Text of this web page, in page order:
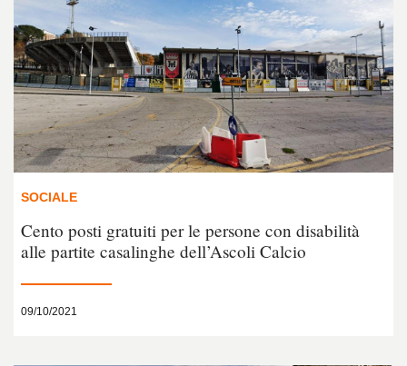
SOCIALE
Cento posti gratuiti per le persone con disabilità
alle partite casalinghe dell’Ascoli Calcio
09/10/2021